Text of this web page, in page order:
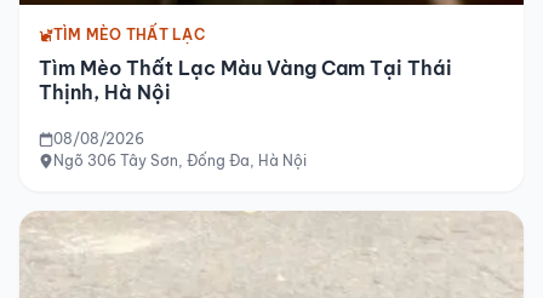
TÌM MÈO THẤT LẠC
Tìm Mèo Thất Lạc Màu Vàng Cam Tại Thái
Thịnh, Hà Nội
08/08/2026
Ngõ 306 Tây Sơn, Đống Đa, Hà Nội